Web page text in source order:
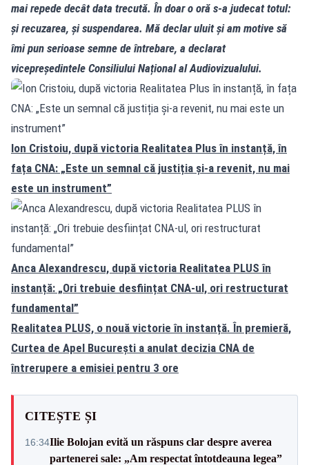
mai repede decât data trecută. În doar o oră s‑a judecat totul:
și recuzarea, și suspendarea. Mă declar uluit și am motive să
îmi pun serioase semne de întrebare, a declarat
vicepreședintele Consiliului Național al Audiovizualului.
Ion Cristoiu, după victoria Realitatea Plus în instanță, în
fața CNA: „Este un semnal că justiția și-a revenit, nu mai
este un instrument”
Anca Alexandrescu, după victoria Realitatea PLUS în
instanță: „Ori trebuie desființat CNA-ul, ori restructurat
fundamental”
Realitatea PLUS, o nouă victorie în instanță. În premieră,
Curtea de Apel București a anulat decizia CNA de
întrerupere a emisiei pentru 3 ore
CITEȘTE ȘI
16:34Ilie Bolojan evită un răspuns clar despre averea
partenerei sale: „Am respectat întotdeauna legea”